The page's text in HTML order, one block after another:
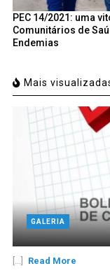
PEC 14/2021: uma
Comunitários de
Endemias
Mais
GALERIA
[...] Read More